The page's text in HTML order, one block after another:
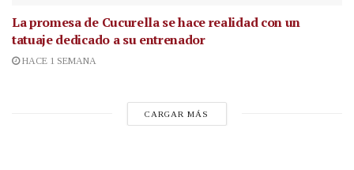
La promesa de Cucurella se hace realidad con un
tatuaje dedicado a su entrenador
HACE 1 SEMANA
CARGAR MÁS